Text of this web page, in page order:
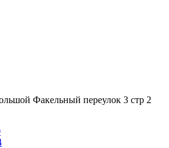
Факельный переулок 3 стр 2